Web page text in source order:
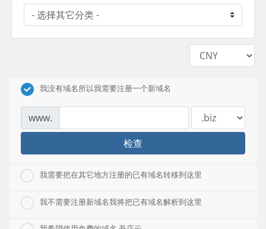
我没有域名所以我需要注册一个新域名
www.
检查
我需要把在其它地方注册的已有域名转移到这里
我不需要注册新域名我将把已有域名解析到这里